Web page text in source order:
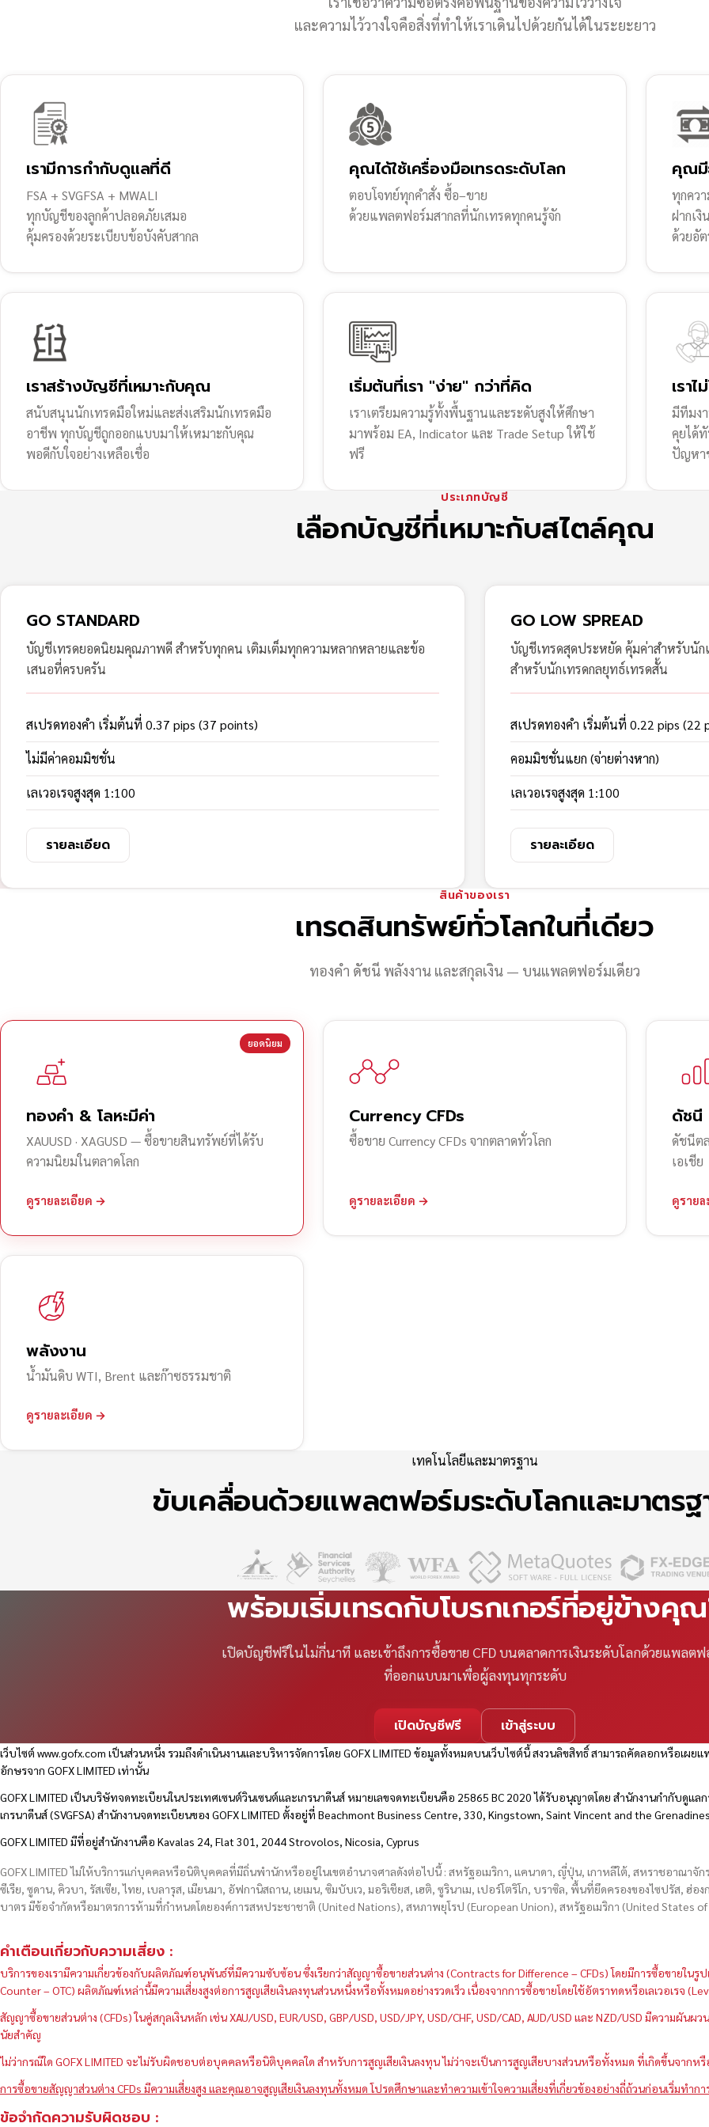
และความไว้วางใจคือสิ่งที่ทำให้เราเดินไปด้วยกันได้ในระยะยาว
เรามีการกำกับดูแลที่ดี
FSA + SVGFSA + MWALI
ทุกบัญชีของลูกค้าปลอดภัยเสมอ
คุ้มครองด้วยระเบียบข้อบังคับสากล
คุณได้ใช้เครื่องมือเทรดระดับโลก
ตอบโจทย์ทุกคำสั่ง ซื้อ–ขาย
ด้วยแพลตฟอร์มสากลที่นักเทรดทุกคนรู้จัก
คุณมี
ทุกควา
ฝากเงิ
ด้วยอั
เราสร้างบัญชีที่เหมาะกับคุณ
สนับสนุนนักเทรดมือใหม่และส่งเสริมนักเทรดมือ
อาชีพ ทุกบัญชีถูกออกแบบมาให้เหมาะกับคุณ
พอดีกับใจอย่างเหลือเชื่อ
เริ่มต้นที่เรา "ง่าย" กว่าที่คิด
เราเตรียมความรู้ทั้งพื้นฐานและระดับสูงให้ศึกษา
มาพร้อม EA, Indicator และ Trade Setup ให้ใช้
ฟรี
เรา
มีทีมง
คุยได้
ปัญหา
ประเภทบัญชี
เลือกบัญชีที่เหมาะกับสไตล์คุณ
GO STANDARD
บัญชีเทรดยอดนิยมคุณภาพดี สำหรับทุกคน เติมเต็มทุกความหลากหลายและข้อ
เสนอที่ครบครัน
สเปรดทองคำ เริ่มต้นที่ 0.37 pips (37 points)
ไม่มีค่าคอมมิชชั่น
เลเวอเรจสูงสุด 1:100
รายละเอียด
GO LOW SPREAD
บัญชีเทรดสุดประหยัด คุ้มค่าสำหรับนัก
สำหรับนักเทรดกลยุทธ์เทรดสั้น
สเปรดทองคำ เริ่มต้นที่ 0.22 pips (22
คอมมิชชั่นแยก (จ่ายต่างหาก)
เลเวอเรจสูงสุด 1:100
รายละเอียด
สินค้าของเรา
เทรดสินทรัพย์ทั่วโลกในที่เดียว
ทองคำ ดัชนี พลังงาน และสกุลเงิน — บนแพลตฟอร์มเดียว
ยอดนิยม
ทองคำ & โลหะมีค่า
XAUUSD · XAGUSD — ซื้อขายสินทรัพย์ที่ได้รับ
ความนิยมในตลาดโลก
ดูรายละเอียด →
Currency CFDs
ซื้อขาย Currency CFDs จากตลาดทั่วโลก
ดูรายละเอียด →
ดัชนี
ดัชนีต
เอเชีย
ดูราย
พลังงาน
น้ำมันดิบ WTI, Brent และก๊าซธรรมชาติ
ดูรายละเอียด →
เทคโนโลยีและมาตรฐาน
ขับเคลื่อนด้วยแพลตฟอร์มระดับโลกและมาตรฐ
พร้อมเริ่มเทรดกับโบรกเกอร์ที่อยู่ข้างคุ
เปิดบัญชีฟรีในไม่กี่นาที และเข้าถึงการซื้อขาย CFD บนตลาดการเงินระดับโลกด้วยแพลตฟ
ที่ออกแบบมาเพื่อผู้ลงทุนทุกระดับ
เปิดบัญชีฟรี เข้าสู่ระบบ
เว็บไซต์www.gofx.com เป็นส่วนหนึ่ง รวมถึงดำเนินงานและบริหารจัดการโดย GOFX LIMITED ข้อมูลทั้งหมดบนเว็บไซต์นี้ สงวนลิขสิทธิ์ สามารถคัดลอกหรือเผ
อักษรจาก GOFX LIMITED เท่านั้น
GOFX LIMITED เป็นบริษัทจดทะเบียนในประเทศเซนต์วินเซนต์และเกรนาดีนส์ หมายเลขจดทะเบียนคือ 25865 BC 2020 ได้รับอนุญาตโดย สำนักงานกำกับดูแล
เกรนาดีนส์ (SVGFSA) สำนักงานจดทะเบียนของ GOFX LIMITED ตั้งอยู่ที่ Beachmont Business Centre, 330, Kingstown, Saint Vincent and the Grenadines
GOFX LIMITED มีที่อยู่สำนักงานคือ Kavalas 24, Flat 301, 2044 Strovolos, Nicosia, Cyprus
GOFX LIMITED ไม่ให้บริการแก่บุคคลหรือนิติบุคคลที่มีถิ่นพำนักหรืออยู่ในเขตอำนาจศาลดังต่อไปนี้ : สหรัฐอเมริกา, แคนาดา, ญี่ปุ่น, เกาหลีใต้, สหราชอาณาจั
ซีเรีย, ซูดาน, คิวบา, รัสเซีย, ไทย, เบลารุส, เมียนมา, อัฟกานิสถาน, เยเมน, ซิมบับเว, มอริเชียส, เฮติ, ซูรินาเม, เปอร์โตริโก, บราซิล, พื้นที่ยึดครองของไซปรัส, ฮ่อ
บาตร มีข้อจำกัดหรือมาตรการห้ามที่กำหนดโดยองค์การสหประชาชาติ (United Nations), สหภาพยุโรป (European Union), สหรัฐอเมริกา (United States
คำเตือนเกี่ยวกับความเสี่ยง :
บริการของเรามีความเกี่ยวข้องกับผลิตภัณฑ์อนุพันธ์ที่มีความซับซ้อน ซึ่งเรียกว่าสัญญาซื้อขายส่วนต่าง (Contracts for Difference – CFDs) โดยมีการซื้อขายใ
Counter – OTC) ผลิตภัณฑ์เหล่านี้มีความเสี่ยงสูงต่อการสูญเสียเงินลงทุนส่วนหนึ่งหรือทั้งหมดอย่างรวดเร็ว เนื่องจากการซื้อขายโดยใช้อัตราทดหรือเลเวอเรจ
สัญญาซื้อขายส่วนต่าง (CFDs) ในคู่สกุลเงินหลัก เช่น XAU/USD, EUR/USD, GBP/USD, USD/JPY, USD/CHF, USD/CAD, AUD/USD และ NZD/USD มีความผัน
นัยสำคัญ
ไม่ว่ากรณีใด GOFX LIMITED จะไม่รับผิดชอบต่อบุคคลหรือนิติบุคคลใด สำหรับการสูญเสียเงินลงทุน ไม่ว่าจะเป็นการสูญเสียบางส่วนหรือทั้งหมด ที่เกิดขึ้นจากหรื
การซื้อขายสัญญาส่วนต่าง CFDs มีความเสี่ยงสูง และคุณอาจสูญเสียเงินลงทุนทั้งหมด โปรดศึกษาและทำความเข้าใจความเสี่ยงที่เกี่ยวข้องอย่างถี่ถ้วนก่อนเริ่มทำกา
ข้อจำกัดความรับผิดชอบ :